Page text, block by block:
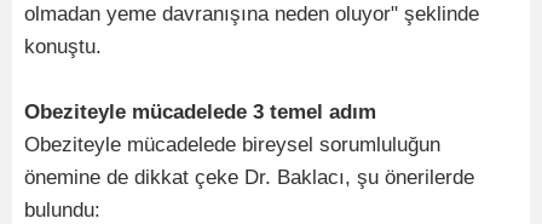
olmadan yeme davranışına neden oluyor" şeklinde
konuştu.
Obeziteyle mücadelede 3 temel adım
Obeziteyle mücadelede bireysel sorumluluğun
önemine de dikkat çeke Dr. Baklacı, şu önerilerde
bulundu: